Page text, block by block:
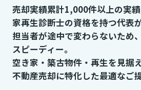
売却実績累計1,000件以上の実
家再生診断士の資格を持つ代表
担当者が途中で変わらないため
スピーディー。
空き家・築古物件・再生を見据
不動産売却に特化した最適なご